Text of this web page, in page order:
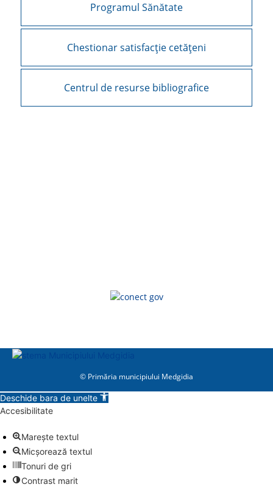
Programul Sănătate
Chestionar satisfacție cetățeni
Centrul de resurse bibliografice
© Primăria municipiului Medgidia
Deschide bara de unelte
Accesibilitate
Marește textul
Micșorează textul
Tonuri de gri
Contrast marit